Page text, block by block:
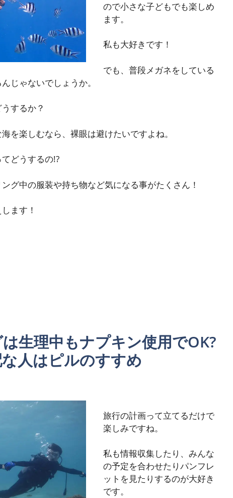
ので小さな子どもでも楽しめ
ます。
私も大好きです！
でも、普段メガネをしている
じゃないでしょうか。
するか？
を楽しむなら、裸眼は避けたいですよね。
どうするの!?
グ中の服装や持ち物など気になる事がたくさん！
ます！
生理中もナプキン使用でOK?
人はピルのすすめ
旅行の計画って立てるだけで
楽しみですね。
私も情報収集したり、みんな
の予定を合わせたりパンフレ
ットを見たりするのが大好き
です。